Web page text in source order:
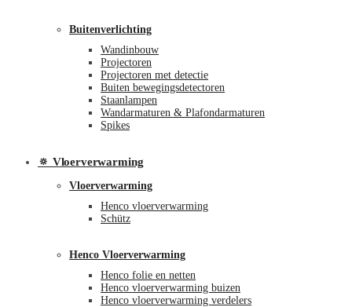
Buitenverlichting
Wandinbouw
Projectoren
Projectoren met detectie
Buiten bewegingsdetectoren
Staanlampen
Wandarmaturen & Plafondarmaturen
Spikes
🔅 Vloerverwarming
Vloerverwarming
Henco vloerverwarming
Schütz
Henco Vloerverwarming
Henco folie en netten
Henco vloerverwarming buizen
Henco vloerverwarming verdelers